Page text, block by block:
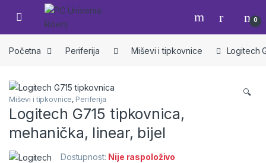
Skip to navigation
Skip to content
Open 0
Početna Periferija Miševi i tipkovnice Logitech
🔍
Miševi i tipkovnice, Periferija
Logitech G715 tipkovnica,
mehanička, linear, bijel
Dostupnost: Nije raspoloživo